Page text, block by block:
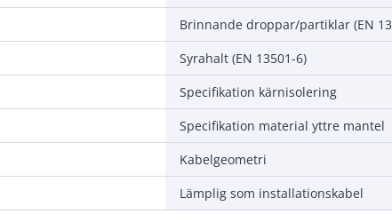
Brinnande droppar/partiklar (EN
Syrahalt (EN 13501-6)
Specifikation kärnisolering
Specifikation material yttre mantel
Kabelgeometri
Lämplig som installationskabel